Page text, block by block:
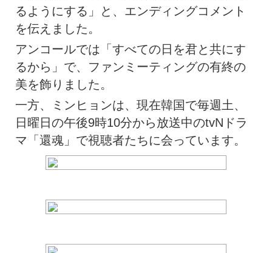
るようにする」と、エンディングコメント
を伝えました。
アンコールでは「すべての日を君と共にす
るから」で、ファンミーティングの有終の
美を飾りました。
一方、ミンヒョンは、現在韓国で毎週土、
日曜日の午後9時10分から放送中のtvNドラ
マ「還魂」で視聴者たちに会っています。